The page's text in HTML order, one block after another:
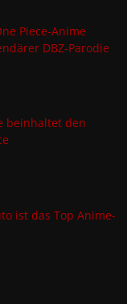
Piece-Anime
DBZ-Parodie
beinhaltet den
ist das Top Anime-